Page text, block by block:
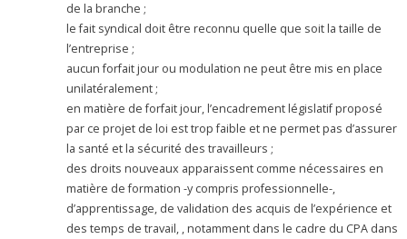
de la branche ;
le fait syndical doit être reconnu quelle que soit la taille de
l’entreprise ;
aucun forfait jour ou modulation ne peut être mis en place
unilatéralement ;
en matière de forfait jour, l’encadrement législatif proposé
par ce projet de loi est trop faible et ne permet pas d’assurer
la santé et la sécurité des travailleurs ;
des droits nouveaux apparaissent comme nécessaires en
matière de formation -y compris professionnelle-,
d’apprentissage, de validation des acquis de l’expérience et
des temps de travail, , notamment dans le cadre du CPA dans